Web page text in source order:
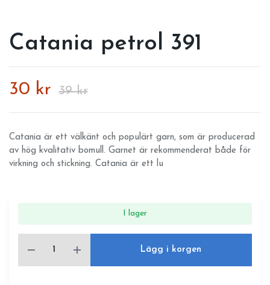
Catania petrol 391
30 kr 39 kr
Catania är ett välkänt och populärt garn, som är producerad
av hög kvalitativ bomull. Garnet är rekommenderat både för
virkning och stickning. Catania är ett lu
I lager
Lägg i korgen